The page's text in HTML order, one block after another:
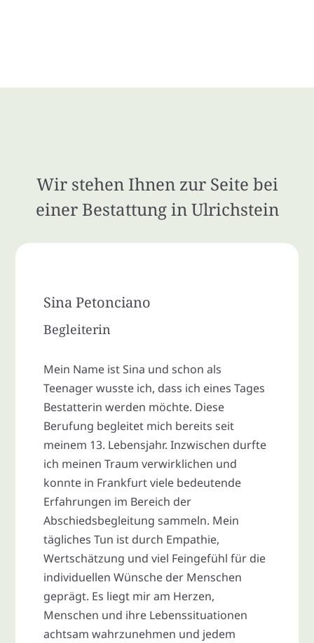
Wir stehen Ihnen zur Seite bei
einer Bestattung in Ulrichstein
Sina Petonciano
Begleiterin
Mein Name ist Sina und schon als
Teenager wusste ich, dass ich eines Tages
Bestatterin werden möchte. Diese
Berufung begleitet mich bereits seit
meinem 13. Lebensjahr. Inzwischen durfte
ich meinen Traum verwirklichen und
konnte in Frankfurt viele bedeutende
Erfahrungen im Bereich der
Abschiedsbegleitung sammeln. Mein
tägliches Tun ist durch Empathie,
Wertschätzung und viel Feingefühl für die
individuellen Wünsche der Menschen
geprägt. Es liegt mir am Herzen,
Menschen und ihre Lebenssituationen
achtsam wahrzunehmen und jedem